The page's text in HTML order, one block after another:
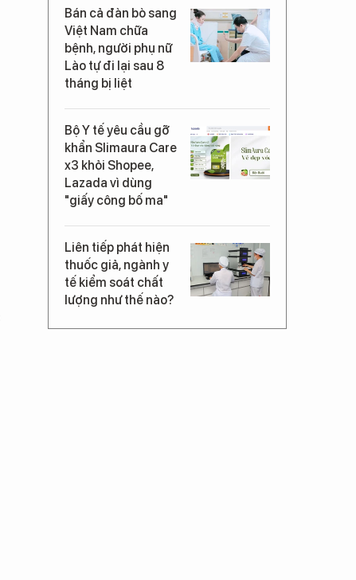
Bán cả đàn bò sang
Việt Nam chữa
bệnh, người phụ nữ
Lào tự đi lại sau 8
tháng bị liệt
Bộ Y tế yêu cầu gỡ
khẩn Slimaura Care
x3 khỏi Shopee,
Lazada vì dùng
"giấy công bố ma"
Liên tiếp phát hiện
thuốc giả, ngành y
tế kiểm soát chất
lượng như thế nào?